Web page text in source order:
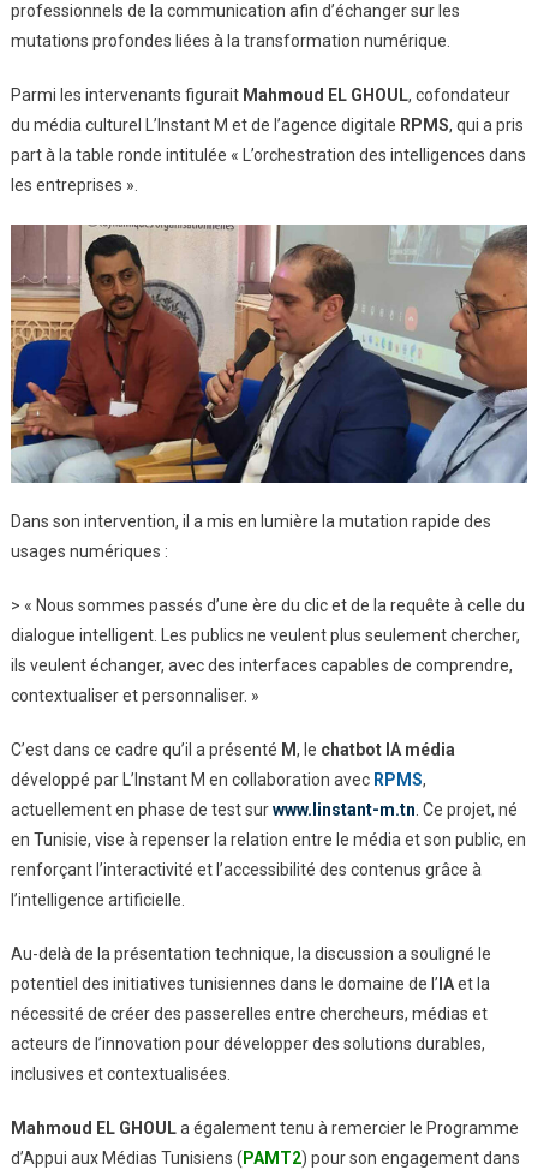
professionnels de la communication afin d’échanger sur les
mutations profondes liées à la transformation numérique.
Parmi les intervenants figurait Mahmoud EL GHOUL, cofondateur
du média culturel L’Instant M et de l’agence digitale RPMS, qui a pris
part à la table ronde intitulée « L’orchestration des intelligences dans
les entreprises ».
Dans son intervention, il a mis en lumière la mutation rapide des
usages numériques :
> « Nous sommes passés d’une ère du clic et de la requête à celle du
dialogue intelligent. Les publics ne veulent plus seulement chercher,
ils veulent échanger, avec des interfaces capables de comprendre,
contextualiser et personnaliser. »
C’est dans ce cadre qu’il a présenté M, le chatbot IA média
développé par L’Instant M en collaboration avec RPMS,
actuellement en phase de test surwww.linstant-m.tn . Ce projet, né
en Tunisie, vise à repenser la relation entre le média et son public, en
renforçant l’interactivité et l’accessibilité des contenus grâce à
l’intelligence artificielle.
Au-delà de la présentation technique, la discussion a souligné le
potentiel des initiatives tunisiennes dans le domaine de l’ IAet la
nécessité de créer des passerelles entre chercheurs, médias et
acteurs de l’innovation pour développer des solutions durables,
inclusives et contextualisées.
Mahmoud EL GHOULa également tenu à remercier le Programme
d’Appui aux Médias Tunisiens ( PAMT2) pour son engagement dans